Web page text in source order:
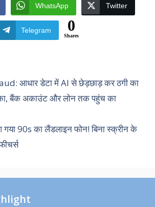
WhatsApp Twitter
Telegram 0
Shares
आधार डेटा में AI से छेड़छाड़ कर ठगी का
बैंक अकाउंट और लोन तक पहुंच का
90s का लैंडलाइन फोन! बिना स्क्रीन के